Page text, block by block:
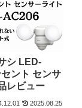
シ LED-
ント センサ
レビュー
2025.08.25